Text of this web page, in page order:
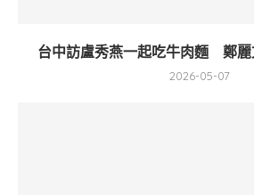
台中訪盧秀燕一起吃牛肉麵 鄭麗
2026-05-07